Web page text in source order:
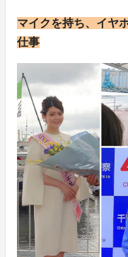
マイクを持ち、イヤ
仕事